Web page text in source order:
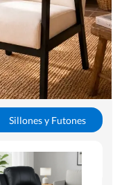
Sillones y Futones
Racks y Muebles TV